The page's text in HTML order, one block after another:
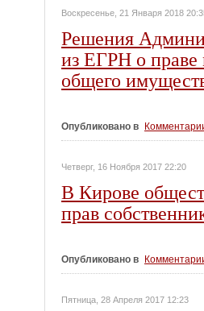
Воскресенье, 21 Января 2018
Решения
из ЕГРН о праве
общего
Опубликовано в
Четверг, 16 Ноября 2017 22:20
В Кирове
прав
Опубликовано в
Пятница, 28 Апреля 2017 12:23